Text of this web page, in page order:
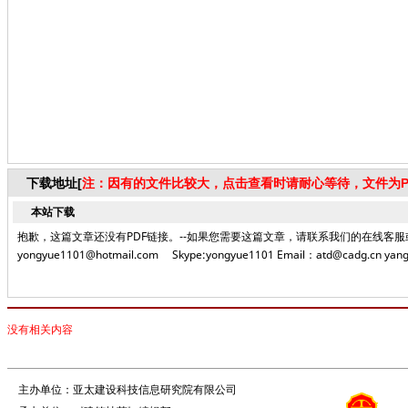
下载地址[注：因有的文件比较大，点击查看时请耐心等待，文件为
本站下载
抱歉，这篇文章还没有PDF链接。--如果您需要这篇文章，请联系我们的在线
yongyue1101@hotmail.com Skype:yongyue1101 Email：atd@cadg.cn
没有相关内容
主办单位：亚太建设科技信息研究院有限公司